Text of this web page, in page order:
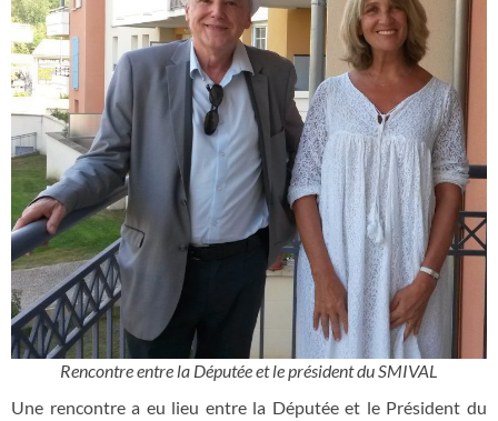
Rencontre entre la Députée et le président du SMIVAL
Une rencontre a eu lieu entre la Députée et le Président du